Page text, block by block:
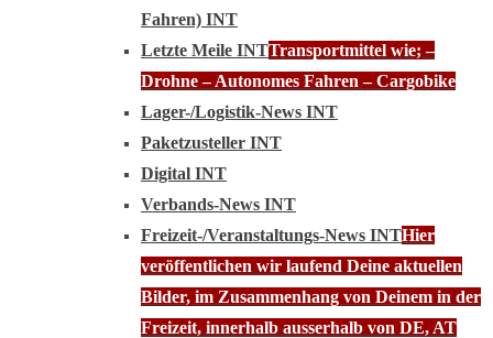
Fahren) INT
Letzte Meile INTTransportmittel wie; –
Drohne – Autonomes Fahren – Cargobike
Lager-/Logistik-News INT
Paketzusteller INT
Digital INT
Verbands-News INT
Freizeit-/Veranstaltungs-News INTHier
veröffentlichen wir laufend Deine aktuellen
Bilder, im Zusammenhang von Deinem in der
Freizeit, innerhalb ausserhalb von DE, AT